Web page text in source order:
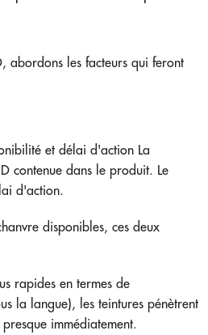
abordons les facteurs qui feront
et délai d'action La
contenue dans le produit. Le
d'action.
disponibles, ces deux
rapides en termes de
la langue), les teintures pénètrent
immédiatement.